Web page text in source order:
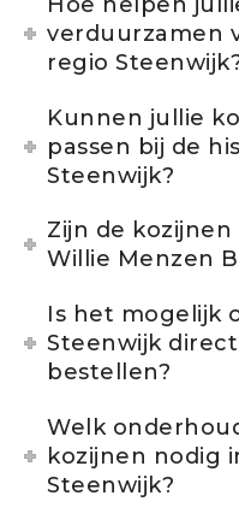
verduurzamen
regio
Kunnen jullie
passen bij de
Steenwijk?
Zijn de
Willie Menzen
Is het mogelijk
Steenwijk
bestellen?
Welk
kozijnen nodig
Steenwijk?